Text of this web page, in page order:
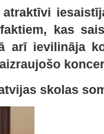
kas
arī ievilināja
skolas